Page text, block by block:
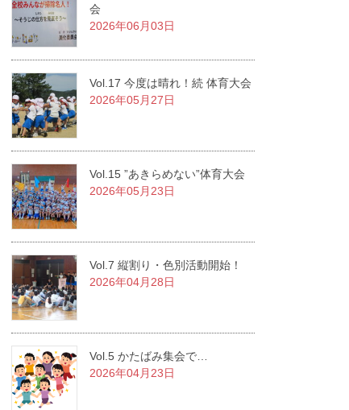
会
2026年06月03日
Vol.17 今度は晴れ！続 体育大会
2026年05月27日
Vol.15 ”あきらめない”体育大会
2026年05月23日
Vol.7 縦割り・色別活動開始！
2026年04月28日
Vol.5 かたばみ集会で…
2026年04月23日